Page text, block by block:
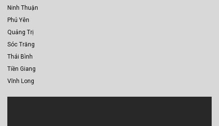
Ninh Thuận
Phú Yên
Quảng Trị
Sóc Trăng
Thái Bình
Tiền Giang
Vĩnh Long